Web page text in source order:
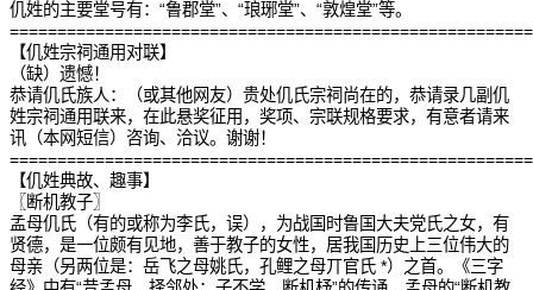
仉姓的主要堂号有：“鲁郡堂”、“琅琊堂”、“敦煌堂”等。
【仉姓宗祠通用对联】
（缺）遗憾！
恭请仉氏族人：（或其他网友）贵处仉氏宗祠尚在的，恭请录几副仉
姓宗祠通用联来，在此悬奖征用，奖项、宗联规格要求，有意者请来
讯（本网短信）咨询、洽议。谢谢！
【仉姓典故、趣事】
〖断机教子〗
孟母仉氏（有的或称为李氏，误），为战国时鲁国大夫党氏之女，有
贤德，是一位颇有见地，善于教子的女性，居我国历史上三位伟大的
母亲（另两位是：岳飞之母姚氏，孔鲤之母丌官氏 *）之首。《三字